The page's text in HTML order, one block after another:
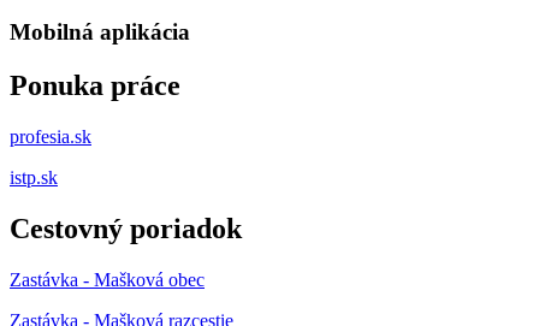
Mobilná aplikácia
Ponuka práce
profesia.sk
istp.sk
Cestovný poriadok
Zastávka - Mašková obec
Zastávka - Mašková razcestie